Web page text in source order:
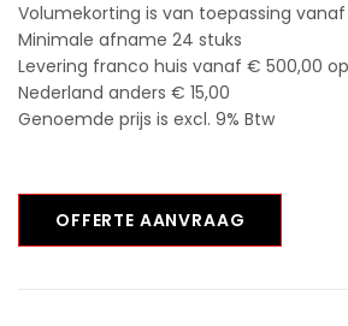
Volumekorting is van toepassing vanaf
Minimale afname 24 stuks
Levering franco huis vanaf € 500,00
Nederland anders € 15,00
Genoemde prijs is excl. 9% Btw
OFFERTE AANVRAAG